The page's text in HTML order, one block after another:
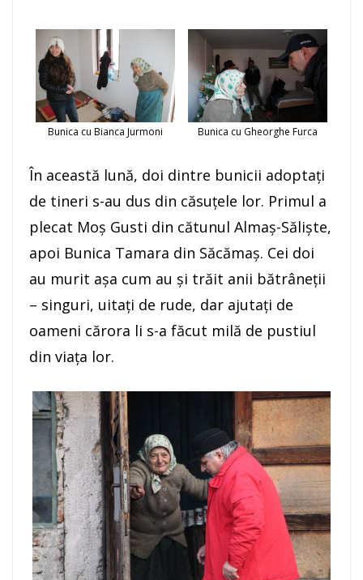
Bunica cu Bianca Jurmoni Bunica cu Gheorghe Furca
În această lună, doi dintre bunicii adoptaţi
de tineri s-au dus din căsuţele lor. Primul a
plecat Moş Gusti din cătunul Almaş-Sălişte,
apoi Bunica Tamara din Săcămaş. Cei doi
au murit aşa cum au şi trăit anii bătrâneţii
– singuri, uitaţi de rude, dar ajutaţi de
oameni cărora li s-a făcut milă de pustiul
din viaţa lor.